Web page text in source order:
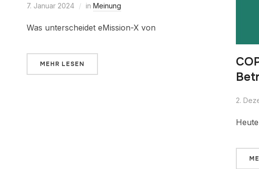
7. Januar 2024 in Meinung
Was unterscheidet eMission-X von
MEHR LESEN
2.